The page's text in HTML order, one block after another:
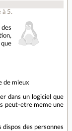
à 5.
de mieux
dans un logiciel que
peut-etre meme une
des personnes